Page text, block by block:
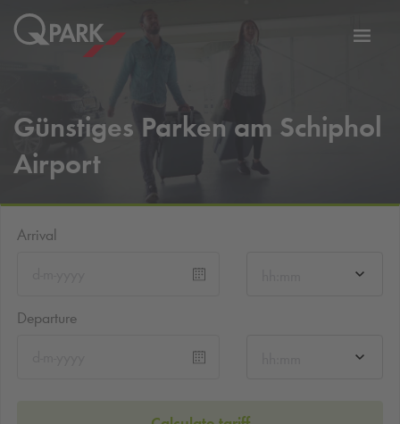
Günstiges Parken am Schiphol
Airport
Arrival
Departure